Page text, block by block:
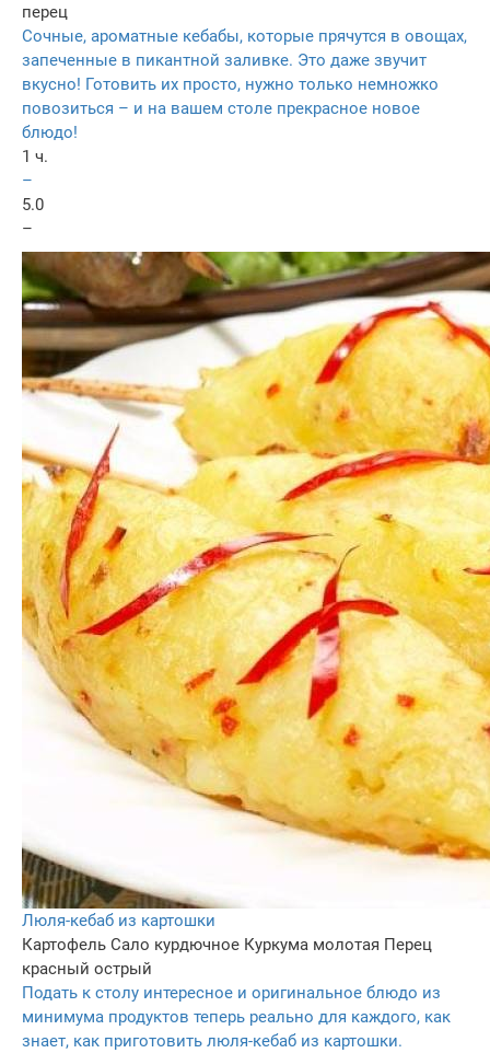
перец
Сочные, ароматные кебабы, которые прячутся в овощах,
запеченные в пикантной заливке. Это даже звучит
вкусно! Готовить их просто, нужно только немножко
повозиться – и на вашем столе прекрасное новое
блюдо!
1 ч.
–
5.0
–
Люля-кебаб из картошки
Картофель Сало курдючное Куркума молотая Перец
красный острый
Подать к столу интересное и оригинальное блюдо из
минимума продуктов теперь реально для каждого, как
знает, как приготовить люля-кебаб из картошки.